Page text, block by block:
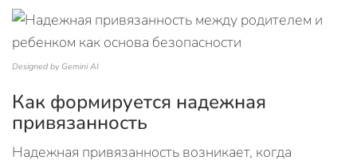
Designed by Gemini AI
Как формируется надежная
привязанность
Надежная привязанность возникает, когда